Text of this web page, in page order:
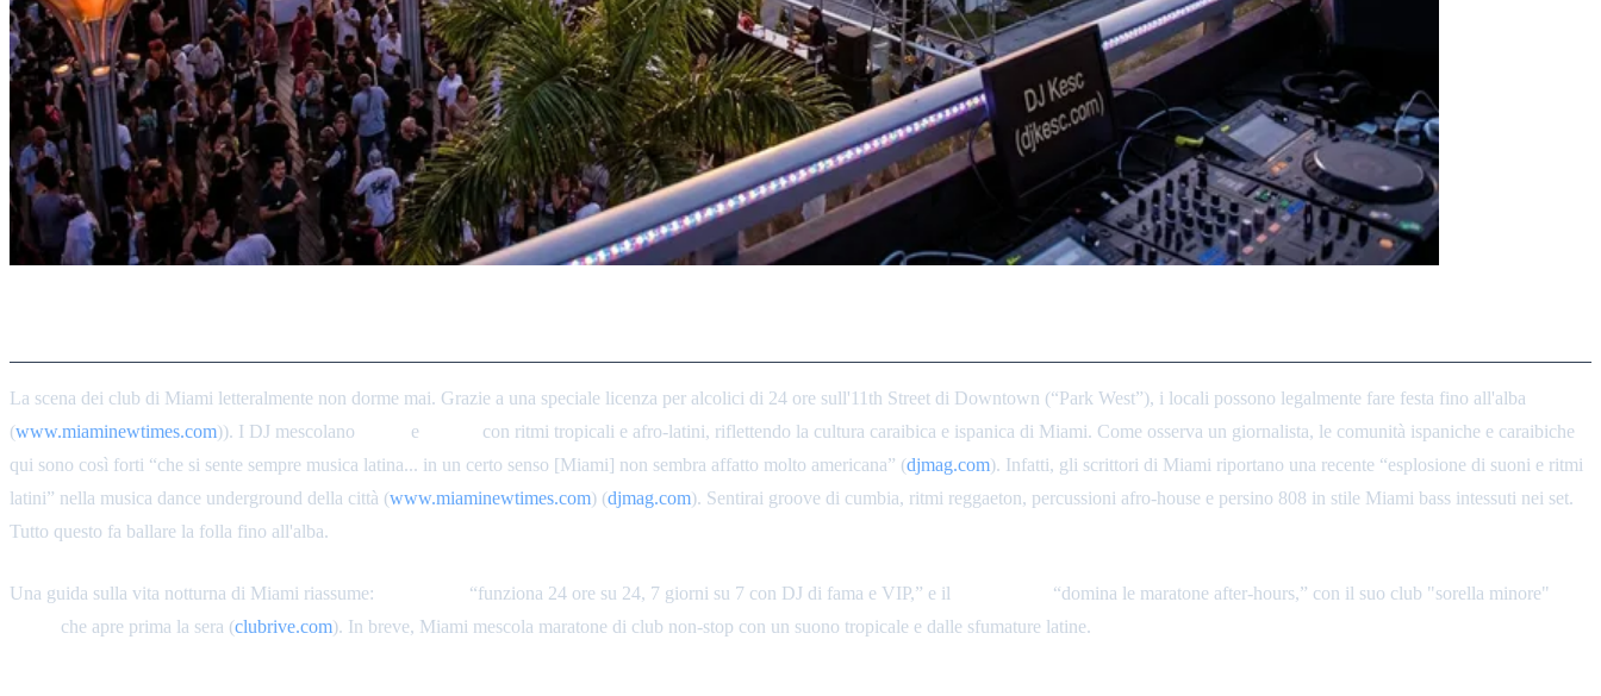
La scena dei club di Miami letteralmente non dorme mai. Grazie a una speciale licenza per alcolici di 24 ore sull'11th Street di Downtown (“Park West”), i locali possono legalmente fare festa fino all'alba
(www.miaminewtimes.com)). I DJ mescolano e
con ritmi tropicali e afro-latini, riflettendo la cultura caraibica e ispanica di Miami. Come osserva un giornalista, le comunità ispaniche e caraibiche
qui sono così forti “che si sente sempre musica latina... in un certo senso [Miami] non sembra affatto molto americana” (djmag.com). Infatti, gli scrittori di Miami riportano una recente “esplosione di suoni e ritmi
latini” nella musica dance underground della città (www.miaminewtimes.com) (djmag.com). Sentirai groove di cumbia, ritmi reggaeton, percussioni afro-house e persino 808 in stile Miami bass intessuti nei set.
Tutto questo fa ballare la folla fino all'alba.
Una guida sulla vita notturna di Miami riassume: “funziona 24 ore su 24, 7 giorni su 7 con DJ di fama e VIP,” e il
“domina le maratone after-hours,” con il suo club "sorella minore"
che apre prima la sera (clubrive.com). In breve, Miami mescola maratone di club non-stop con un suono tropicale e dalle sfumature latine.